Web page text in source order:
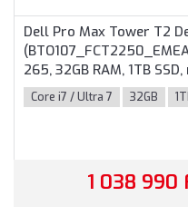
Dell Pro Max Tower T2
265, 32GB RAM, 1TB
Operációs rendszer
3 év garanciával
Core i7 / Ultra 7 32GB
1 038 990